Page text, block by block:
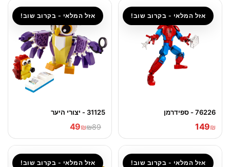
אזל המלאי - בקרוב שוב!
76226 - ספידרמן
₪
149
אזל המלאי - בקרוב שוב!
31125 - יצורי היער
₪89
₪
49
אזל המלאי - בקרוב שוב! אזל המלאי - בקרוב שוב!